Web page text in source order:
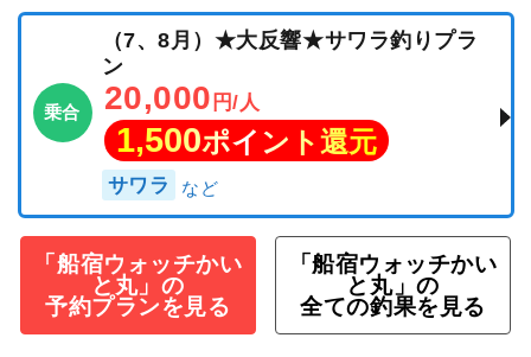
乗合
（7、8月）★大反響★サワラ釣りプラ
ン
20,000 円/人
1,500ポイント還元
サワラ
「船宿ウォッチかい
と丸」の
予約プランを見る
「船宿ウォッチかい
と丸」の
全ての釣果を見る